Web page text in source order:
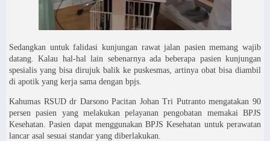
Sedangkan untuk falidasi kunjungan rawat jalan pasien memang wajib
datang. Kalau hal-hal lain sebenarnya ada beberapa pasien kunjungan
spesialis yang bisa dirujuk balik ke puskesmas, artinya obat bisa diambil
di apotik yang kerja sama dengan bpjs.
Kahumas RSUD dr Darsono Pacitan Johan Tri Putranto mengatakan 90
persen pasien yang melakukan pelayanan pengobatan memakai BPJS
Kesehatan. Pasien dapat menggunakan BPJS Kesehatan untuk perawatan
lancar asal sesuai standar yang diberlakukan.